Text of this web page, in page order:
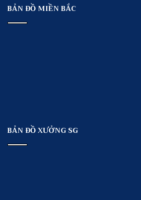
BẢN ĐỒ MIỀN BẮC
BẢN ĐỒ XƯỞNG SG